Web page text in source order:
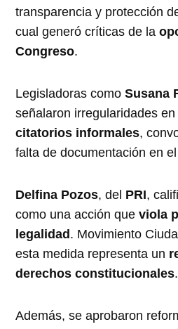
transparencia y protección
cual generó críticas de la
Congreso.
Legisladoras comoSusana
señalaron irregularidades
citatorios informales,
falta de documentación en
Delfina Pozos, del PRI,
como una acción queviola
legalidad. Movimiento
esta medida representa un
derechos constitucionales.
Además, se aprobaron